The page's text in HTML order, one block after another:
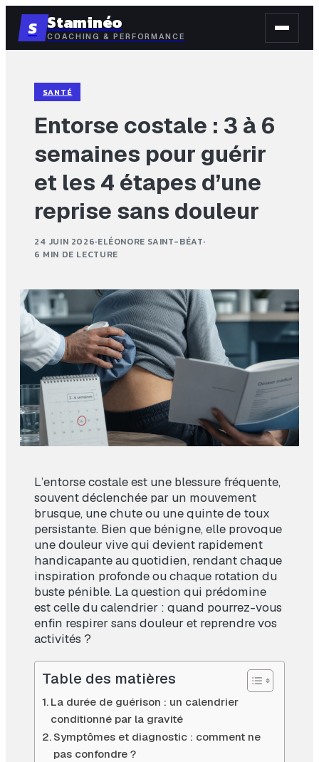
S Staminéo
COACHING & PERFORMANCE
SANTÉ
Entorse costale : 3 à 6
semaines pour guérir
et les 4 étapes d’une
reprise sans douleur
24 JUIN 2026·ELÉONORE SAINT-BÉAT·
6 MIN DE LECTURE
L’entorse costale est une blessure fréquente,
souvent déclenchée par un mouvement
brusque, une chute ou une quinte de toux
persistante. Bien que bénigne, elle provoque
une douleur vive qui devient rapidement
handicapante au quotidien, rendant chaque
inspiration profonde ou chaque rotation du
buste pénible. La question qui prédomine
est celle du calendrier : quand pourrez-vous
enfin respirer sans douleur et reprendre vos
activités ?
Table des matières
La durée de guérison : un calendrier
conditionné par la gravité
Symptômes et diagnostic : comment ne
pas confondre ?